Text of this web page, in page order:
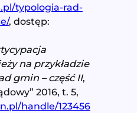
typologia-rad-
, dostęp:
na przykładzie
gmin – część II,
2016, t. 5,
handle/123456